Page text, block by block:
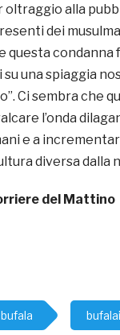
alla
dei
questa condanna
su una spiaggia
Ci sembra che
l’onda
e a
diversa dalla
del Mattino
bufala